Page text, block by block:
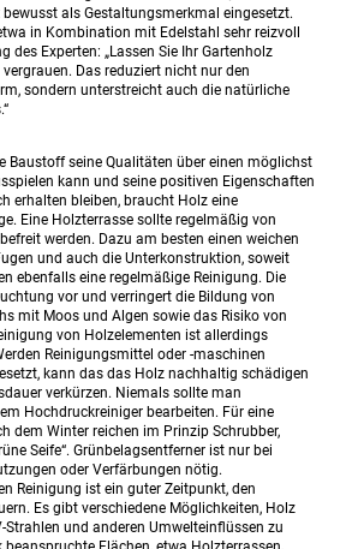
als Gestaltungsmerkmal eingesetzt.
in Kombination mit Edelstahl sehr reizvoll
des Experten: „Lassen Sie Ihr Gartenholz
Das reduziert nicht nur den
sondern unterstreicht auch die natürliche
Baustoff seine Qualitäten über einen möglichst
kann und seine positiven Eigenschaften
erhalten bleiben, braucht Holz eine
Eine Holzterrasse sollte regelmäßig von
werden. Dazu am besten einen weichen
und auch die Unterkonstruktion, soweit
ebenfalls eine regelmäßige Reinigung. Die
vor und verringert die Bildung von
mit Moos und Algen sowie das Risiko von
von Holzelementen ist allerdings
Reinigungsmittel oder -maschinen
kann das das Holz nachhaltig schädigen
verkürzen. Niemals sollte man
Hochdruckreiniger bearbeiten. Für eine
dem Winter reichen im Prinzip Schrubber,
Seife“. Grünbelagsentferner ist nur bei
oder Verfärbungen nötig.
Reinigung ist ein guter Zeitpunkt, den
Es gibt verschiedene Möglichkeiten, Holz
Strahlen und anderen Umwelteinflüssen zu